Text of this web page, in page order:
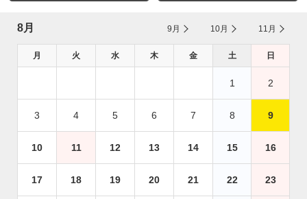
8月 9月 10月 11月
月 火 水 木 金 土 日
1 2
3 4 5 6 7 8 9
10 11 12 13 14 15 16
17 18 19 20 21 22 23